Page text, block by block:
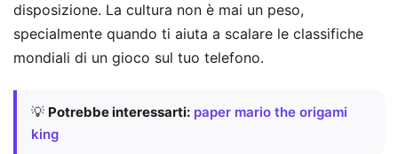
disposizione. La cultura non è mai un peso,
specialmente quando ti aiuta a scalare le classifiche
mondiali di un gioco sul tuo telefono.
💡 Potrebbe interessarti: paper mario the origami
king